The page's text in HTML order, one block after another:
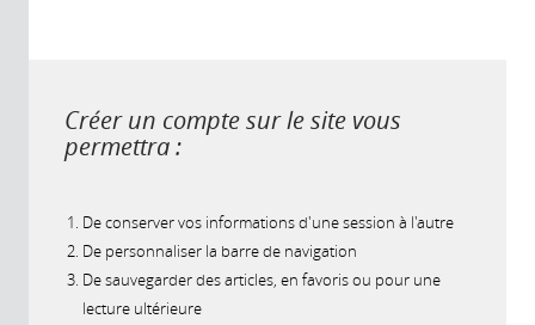
Créer un compte sur le site vous
permettra :
De conserver vos informations d'une session à l'autre
De personnaliser la barre de navigation
De sauvegarder des articles, en favoris ou pour une
lecture ultérieure